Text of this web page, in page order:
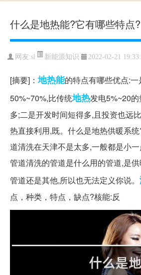
什么是地热能?它有哪些特点?
网友:sl 新能源知识 2022-02-21
[摘要]：地热能的特点有哪些优点:
50%~70%,比传统地热发电5%~20
多;二是开发时间短得多,且投资也远
热直接利用,既。什么是地热供暖系
道清洗在天津不是太多,一般都是小
管道清洗的管道是什么用的管道,是
管道还是其他,所以也无法定义你说。
点，种类，特点，缺点?核能:反